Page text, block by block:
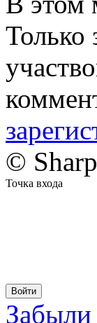
Только
©
Точка входа
Забыли